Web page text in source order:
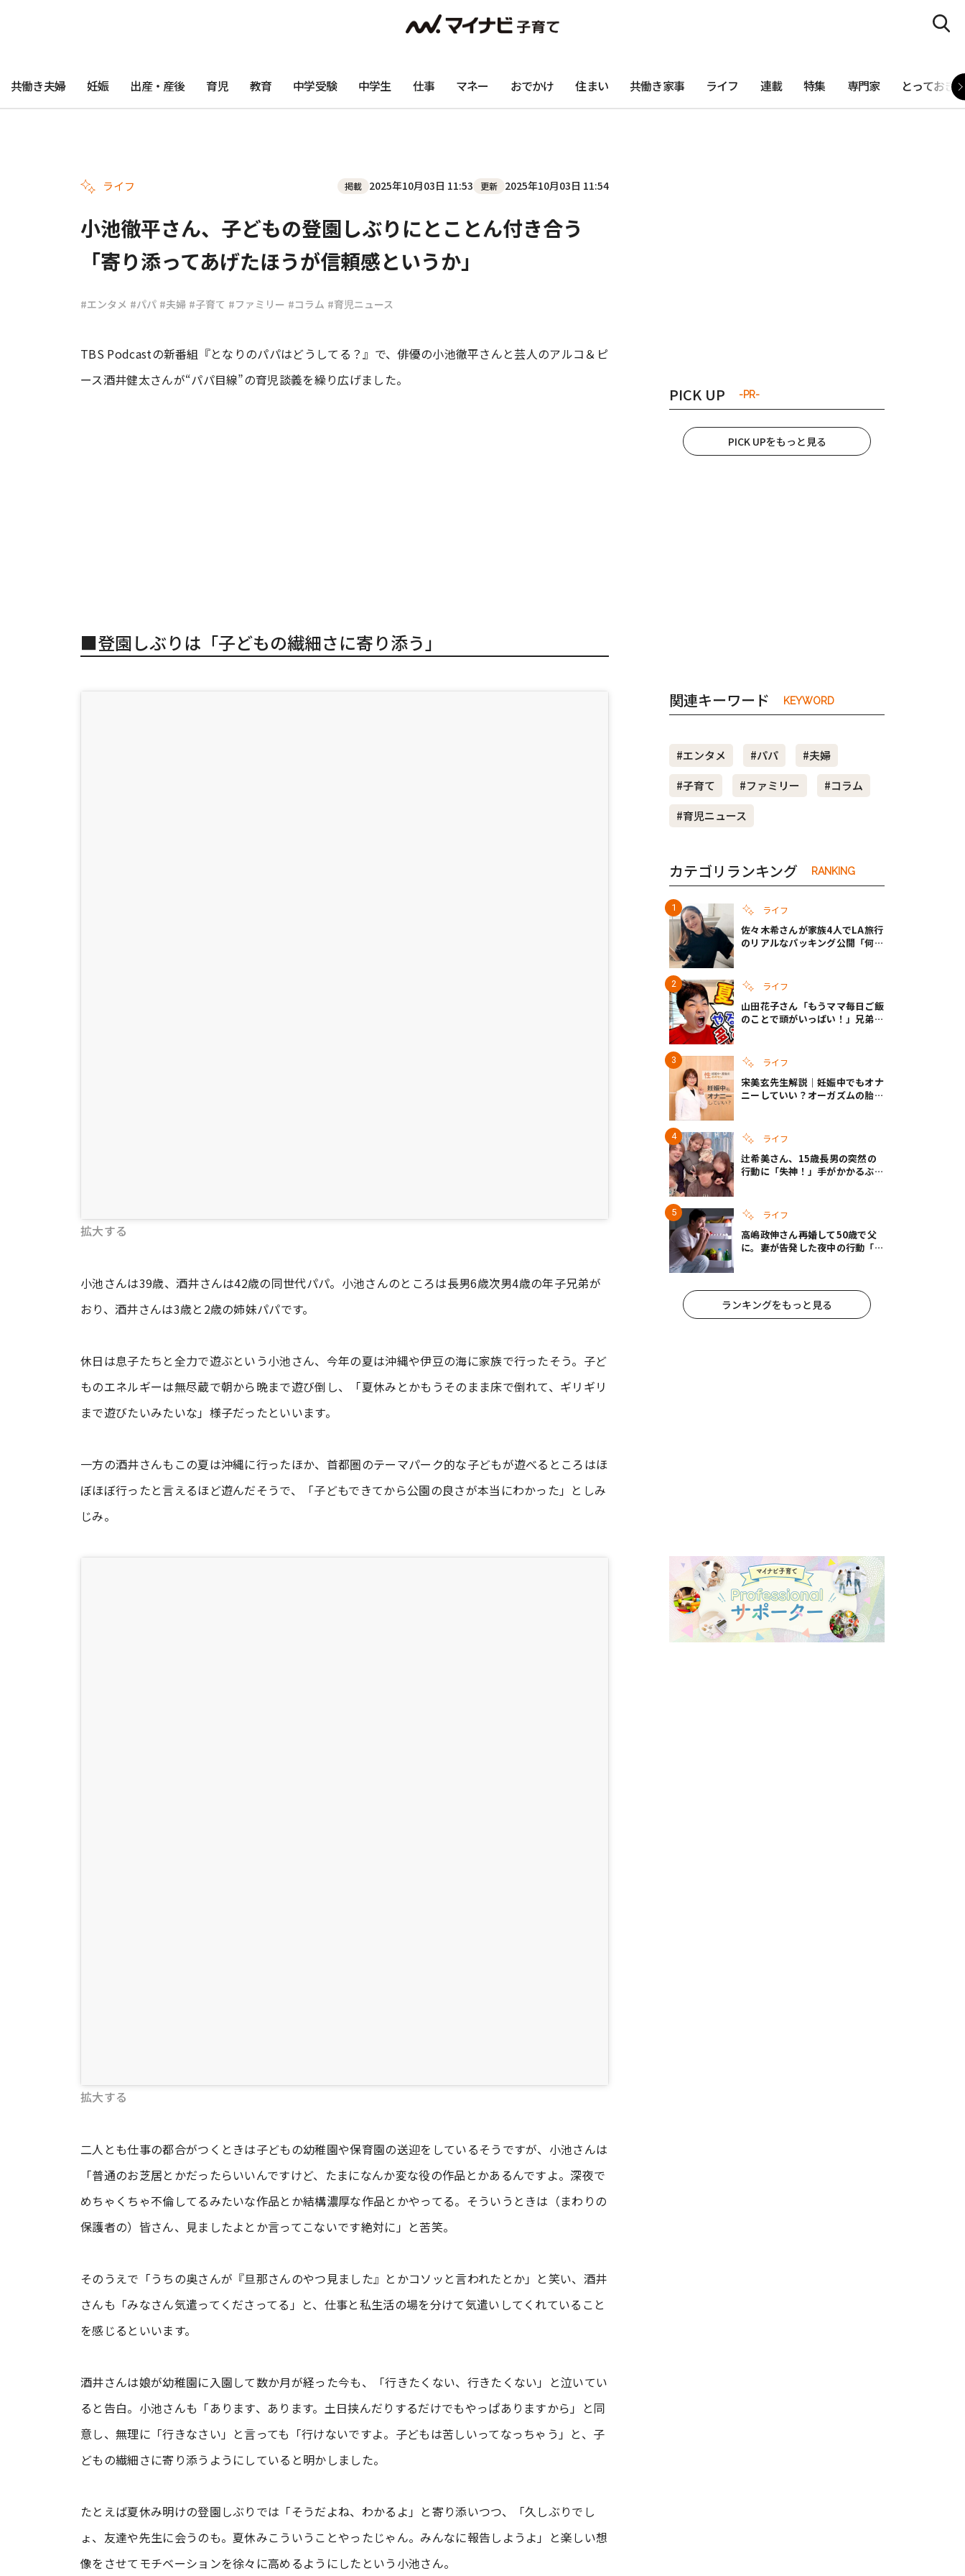
共働き夫婦 妊娠 出産・産後 育児 教育 中学受験 中学生 仕事 マネー おでかけ 住まい 共働き家事 ライフ 連載 特集 専門家 とっておき
ライフ 掲載 2025年10月03日 11:53 更新 2025年10月03日 11:54
小池徹平さん、子どもの登園しぶりにとことん付き合う
「寄り添ってあげたほうが信頼感というか」
#エンタメ #パパ #夫婦 #子育て #ファミリー #コラム #育児ニュース
TBS Podcastの新番組『となりのパパはどうしてる？』で、俳優の小池徹平さんと芸人のアルコ＆ピ
ース酒井健太さんが“パパ目線”の育児談義を繰り広げました。
■登園しぶりは「子どもの繊細さに寄り添う」
拡大する
小池さんは39歳、酒井さんは42歳の同世代パパ。小池さんのところは長男6歳次男4歳の年子兄弟が
おり、酒井さんは3歳と2歳の姉妹パパです。
休日は息子たちと全力で遊ぶという小池さん、今年の夏は沖縄や伊豆の海に家族で行ったそう。子ど
ものエネルギーは無尽蔵で朝から晩まで遊び倒し、「夏休みとかもうそのまま床で倒れて、ギリギリ
まで遊びたいみたいな」様子だったといいます。
一方の酒井さんもこの夏は沖縄に行ったほか、首都圏のテーマパーク的な子どもが遊べるところはほ
ぼほぼ行ったと言えるほど遊んだそうで、「子どもできてから公園の良さが本当にわかった」としみ
じみ。
拡大する
二人とも仕事の都合がつくときは子どもの幼稚園や保育園の送迎をしているそうですが、小池さんは
「普通のお芝居とかだったらいいんですけど、たまになんか変な役の作品とかあるんですよ。深夜で
めちゃくちゃ不倫してるみたいな作品とか結構濃厚な作品とかやってる。そういうときは（まわりの
保護者の）皆さん、見ましたよとか言ってこないです絶対に」と苦笑。
そのうえで「うちの奥さんが『旦那さんのやつ見ました』とかコソッと言われたとか」と笑い、酒井
さんも「みなさん気遣ってくださってる」と、仕事と私生活の場を分けて気遣いしてくれていること
を感じるといいます。
酒井さんは娘が幼稚園に入園して数か月が経った今も、「行きたくない、行きたくない」と泣いてい
ると告白。小池さんも「あります、あります。土日挟んだりするだけでもやっぱありますから」と同
意し、無理に「行きなさい」と言っても「行けないですよ。子どもは苦しいってなっちゃう」と、子
どもの繊細さに寄り添うようにしていると明かしました。
たとえば夏休み明けの登園しぶりでは「そうだよね、わかるよ」と寄り添いつつ、「久しぶりでし
ょ、友達や先生に会うのも。夏休みこういうことやったじゃん。みんなに報告しようよ」と楽しい想
像をさせてモチベーションを徐々に高めるようにしたという小池さん。
PICK UP -PR-
PICK UPをもっと見る
関連キーワード KEYWORD
#エンタメ #パパ
#夫婦
#子育て
#ファミリー
#コラム
#育児ニュース
カテゴリランキング RANKING
ライフ
佐々木希さんが家族4人でLA旅行
のリアルなパッキング公開「何が
ライフ
山田花子さん「もうママ毎日ご飯
のことで頭がいっぱい！」兄弟夏
ライフ
宋美玄先生解説｜妊娠中でもオナ
ニーしていい？オーガズムの胎児
ライフ
辻希美さん、15歳長男の突然の
行動に「失神！」手がかかるぶん
ライフ
高嶋政伸さん再婚して50歳で父
に。妻が告発した夜中の行動「こ
ランキングをもっと見る